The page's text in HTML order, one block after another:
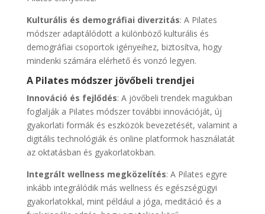
Kulturális és demográfiai diverzitás: A Pilates
módszer adaptálódott a különböző kulturális és
demográfiai csoportok igényeihez, biztosítva, hogy
mindenki számára elérhető és vonzó legyen.
A Pilates módszer jövőbeli trendjei
Innováció és fejlődés: A jövőbeli trendek magukban
foglalják a Pilates módszer további innovációját, új
gyakorlati formák és eszközök bevezetését, valamint a
digitális technológiák és online platformok használatát
az oktatásban és gyakorlatokban.
Integrált wellness megközelítés: A Pilates egyre
inkább integrálódik más wellness és egészségügyi
gyakorlatokkal, mint például a jóga, meditáció és a